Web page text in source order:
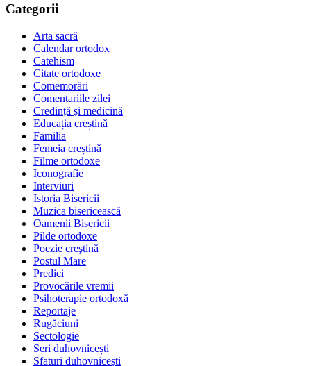
Categorii
Arta sacră
Calendar ortodox
Catehism
Citate ortodoxe
Comemorări
Comentariile zilei
Credință și medicină
Educația creștină
Familia
Femeia creștină
Filme ortodoxe
Iconografie
Interviuri
Istoria Bisericii
Muzica bisericească
Oamenii Bisericii
Pilde ortodoxe
Poezie creştină
Postul Mare
Predici
Provocările vremii
Psihoterapie ortodoxă
Reportaje
Rugăciuni
Sectologie
Seri duhovnicești
Sfaturi duhovnicești